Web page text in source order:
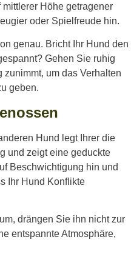
Höhe getragener
oder Spielfreude hin.
genau. Bricht Ihr Hund den
Gehen Sie ruhig
um das Verhalten
geben.
Hund legt Ihrer die
und zeigt eine geduckte
Beschwichtigung hin und
Ihr Hund Konflikte
drängen Sie ihn nicht zur
entspannte Atmosphäre,